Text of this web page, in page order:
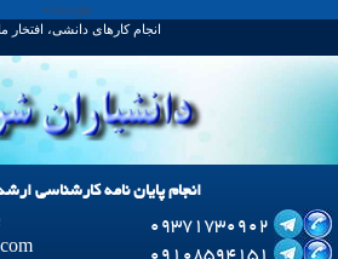
Google+
انجام کارهای دانشی،
انجام پایان نامه کارشناسی